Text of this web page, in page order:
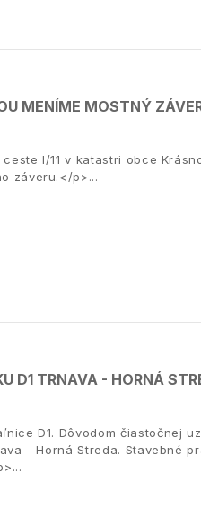
MENÍME MOSTNÝ
I/11 v katastri obce
záveru.</p>
D1 TRNAVA - HORNÁ
D1. Dôvodom čiastočnej
- Horná Streda. Stavebné